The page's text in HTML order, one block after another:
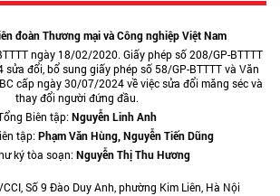
đoàn Thương mại và Công nghiệp Việt Nam
ngày 18/02/2020. Giấy phép số 208/GP-BTTTT
đổi, bổ sung giấy phép số 58/GP-BTTTT và Văn
cấp ngày 30/07/2024 về việc sửa đổi măng séc và
thay đổi người đứng đầu.
Biên tập:Nguyễn Linh Anh
tập:Phạm Văn Hùng, Nguyễn Tiến Dũng
ký tòa soạn:Nguyễn Thị Thu Hương
Số 9 Đào Duy Anh, phường Kim Liên, Hà Nội